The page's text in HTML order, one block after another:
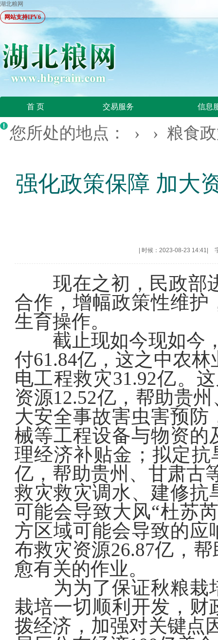
湖北粮网
网站支持IPV6
首 页 交易服务 信息
您所处的地点： › › 粮食
强化政策保障 加大
时候：2023-08-23 14:41
现在之初，民政部进
合作，增幅政策性维
生育操作。
截止现如今现如今，
付61.84亿，这之中农
电工程救灾31.92亿。
资源12.52亿，帮助贵
大安全事故害虫害预
械等工程设备与物资的
理经济补贴金；拟定
亿，帮助贵州、甘肃古
救灾救灾调水、建修抗
可能会导致大风“杜苏
方区域可能会导致的应
布救灾资源26.87亿，
愈有关的作业。
为为了保证秋粮栽
栽培一切顺利开发，
拨经济，加强对关键点